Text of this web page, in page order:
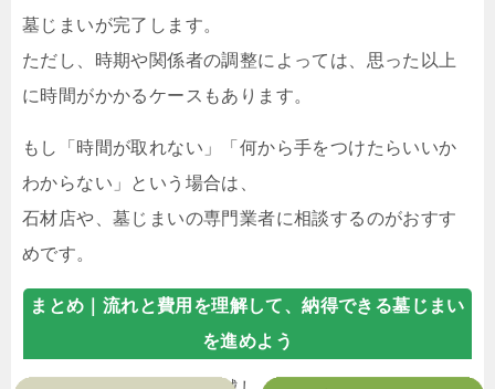
墓じまいが完了します。
ただし、時期や関係者の調整によっては、思った以上
に時間がかかるケースもあります。
もし「時間が取れない」「何から手をつけたらいいか
わからない」という場合は、
石材店や、墓じまいの専門業者に相談するのがおすす
めです。
まとめ｜ 流れと費用を理解して、納得できる墓じまい
を進めよう